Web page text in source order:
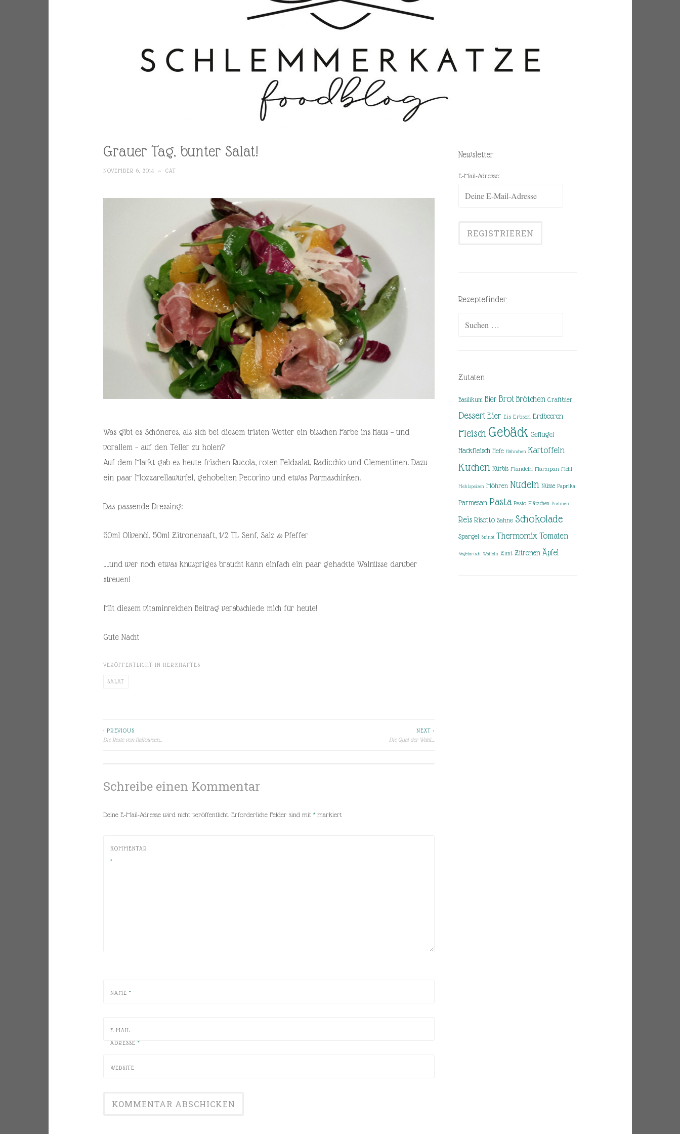
Grauer Tag, bunter Salat!
NOVEMBER 6, 2014 ~ CAT
Was gibt es Schöneres, als sich bei diesem tristen Wetter ein bisschen Farbe ins Haus – und
vorallem – auf den Teller zu holen?
Auf dem Markt gab es heute frischen Rucola, roten Feldsalat, Radicchio und Clementinen. Dazu
ein paar Mozzarellawürfel, gehobelten Pecorino und etwas Parmaschinken.
Das passende Dressing:
50ml Olivenöl, 50ml Zitronensaft, 1/2 TL Senf, Salz & Pfeffer
….und wer noch etwas knuspriges braucht kann einfach ein paar gehackte Walnüsse darüber
streuen!
Mit diesem vitaminreichen Beitrag verabschiede mich für heute!
Gute Nacht
VERÖFFENTLICHT IN HERZHAFTES
SALAT
Beitragsnavigation
< PREVIOUS
Die Reste von Halloween…
NEXT >
Die Qual der Wahl….
Schreibe einen Kommentar
Deine E-Mail-Adresse wird nicht veröffentlicht. Erforderliche Felder sind mit *markiert
KOMMENTAR
*
NAME *
E-MAIL-
ADRESSE *
WEBSITE
Newsletter
E-Mail-Adresse:
Rezeptefinder
Zutaten
Basilikum Bier Brot Brötchen Craftbier
Dessert Eier Eis Erbsen Erdbeeren
Fleisch Gebäck Geflügel
Hackfleisch Hefe Hähnchen Kartoffeln
Kuchen Kürbis Mandeln Marzipan Mehl
Mehlspeisen Möhren Nudeln Nüsse Paprika
Parmesan Pasta Pesto Plätzchen Pralinen
Reis Risotto Sahne Schokolade
Spargel Spinat Thermomix Tomaten
Vegetarisch Waffeln Zimt Zitronen Äpfel